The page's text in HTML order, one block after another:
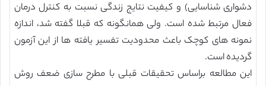
دشواری شناسایی) و کیفیت نتایج زندگی نسبت به کنترل درمان
فعال مرتبط شده است. ولی همانگونه که قبلا گفته شد، اندازه
نمونه های کوچک باعث محدودیت تفسیر یافته ها از این آزمون
گردیده است.
این مطالعه براساس تحقیقات قبلی با مطرح سازی ضعف روش